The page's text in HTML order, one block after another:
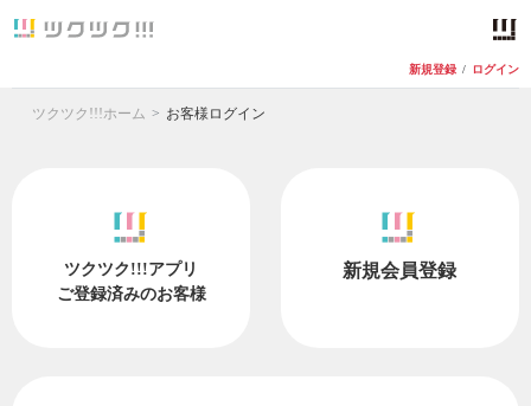
新規登録 / ログイン
ツクツク!!!ホーム お客様ログイン
ツクツク!!!アプリ
ご登録済みのお客様
新規会員登録